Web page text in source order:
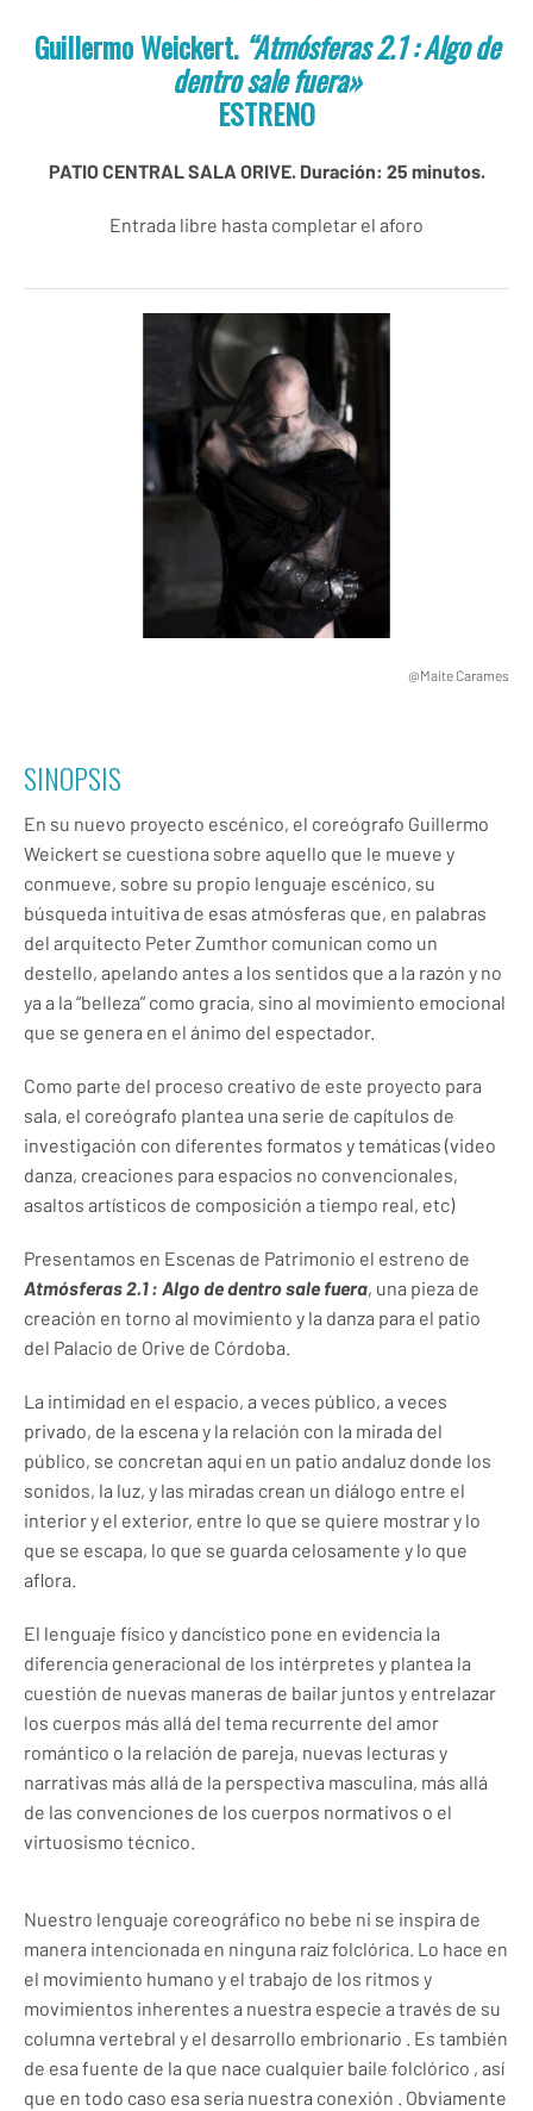
Guillermo Weickert. “Atmósferas 2.1 : Algo de
dentro sale fuera»
ESTRENO
PATIO CENTRAL SALA ORIVE. Duración: 25 minutos.
Entrada libre hasta completar el aforo
@Maite Carames
SINOPSIS
En su nuevo proyecto escénico, el coreógrafo Guillermo
Weickert se cuestiona sobre aquello que le mueve y
conmueve, sobre su propio lenguaje escénico, su
búsqueda intuitiva de esas atmósferas que, en palabras
del arquitecto Peter Zumthor comunican como un
destello, apelando antes a los sentidos que a la razón y no
ya a la “belleza” como gracia, sino al movimiento emocional
que se genera en el ánimo del espectador.
Como parte del proceso creativo de este proyecto para
sala, el coreógrafo plantea una serie de capítulos de
investigación con diferentes formatos y temáticas (video
danza, creaciones para espacios no convencionales,
asaltos artísticos de composición a tiempo real, etc)
Presentamos en Escenas de Patrimonio el estreno de
Atmósferas 2.1 : Algo de dentrosale fuera, una pieza de
creación en torno al movimiento y la danza para el patio
del Palacio de Orive de Córdoba.
La intimidad en el espacio, a veces público, a veces
privado, de la escena y la relación con la mirada del
público, se concretan aquí en un patio andaluz donde los
sonidos, la luz, y las miradas crean un diálogo entre el
interior y el exterior, entre lo que se quiere mostrar y lo
que se escapa, lo que se guarda celosamente y lo que
aflora.
El lenguaje físico y dancístico pone en evidencia la
diferencia generacional de los intérpretes y plantea la
cuestión de nuevas maneras de bailar juntos y entrelazar
los cuerpos más allá del tema recurrente del amor
romántico o la relación de pareja, nuevas lecturas y
narrativas más allá de la perspectiva masculina, más allá
de las convenciones de los cuerpos normativos o el
virtuosismo técnico.
Nuestro lenguaje coreográfico no bebe ni se inspira de
manera intencionada en ninguna raíz folclórica. Lo hace en
el movimiento humano y el trabajo de los ritmos y
movimientos inherentes a nuestra especie a través de su
columna vertebral y el desarrollo embrionario . Es también
de esa fuente de la que nace cualquier baile folclórico , así
que en todo caso esa sería nuestra conexión . Obviamente